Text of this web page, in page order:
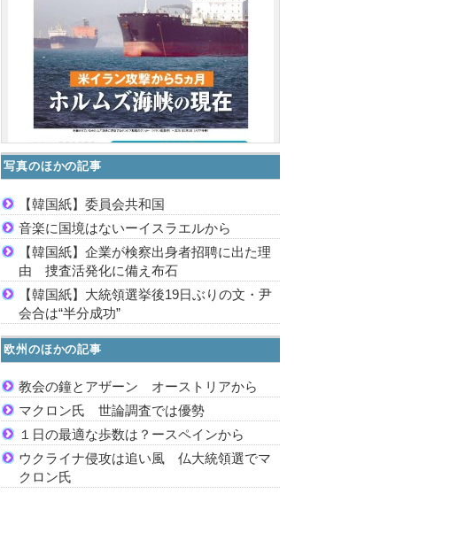
写真のほかの記事
【韓国紙】委員会共和国
音楽に国境はないーイスラエルから
【韓国紙】企業が検察出身者招聘に出た理
由 捜査活発化に備え布石
【韓国紙】大統領選挙後19日ぶりの文・尹
会合は“半分成功”
欧州のほかの記事
教会の鐘とアザーン オーストリアから
マクロン氏 世論調査では優勢
１日の最適な歩数は？ースペインから
ウクライナ侵攻は追い風 仏大統領選でマ
クロン氏